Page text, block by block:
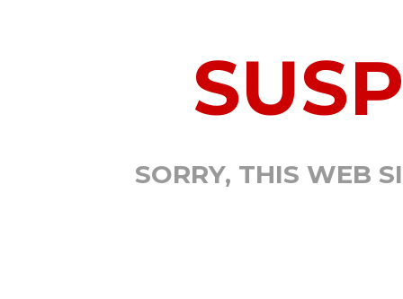
SORRY, THIS WEB